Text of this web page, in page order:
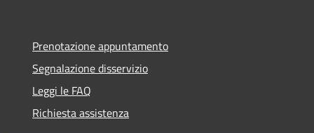
Prenotazione appuntamento
Segnalazione disservizio
Leggi le FAQ
Richiesta assistenza